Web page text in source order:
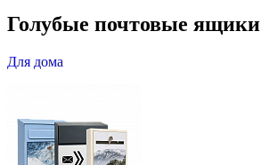
Голубые почтовые ящики
Для дома